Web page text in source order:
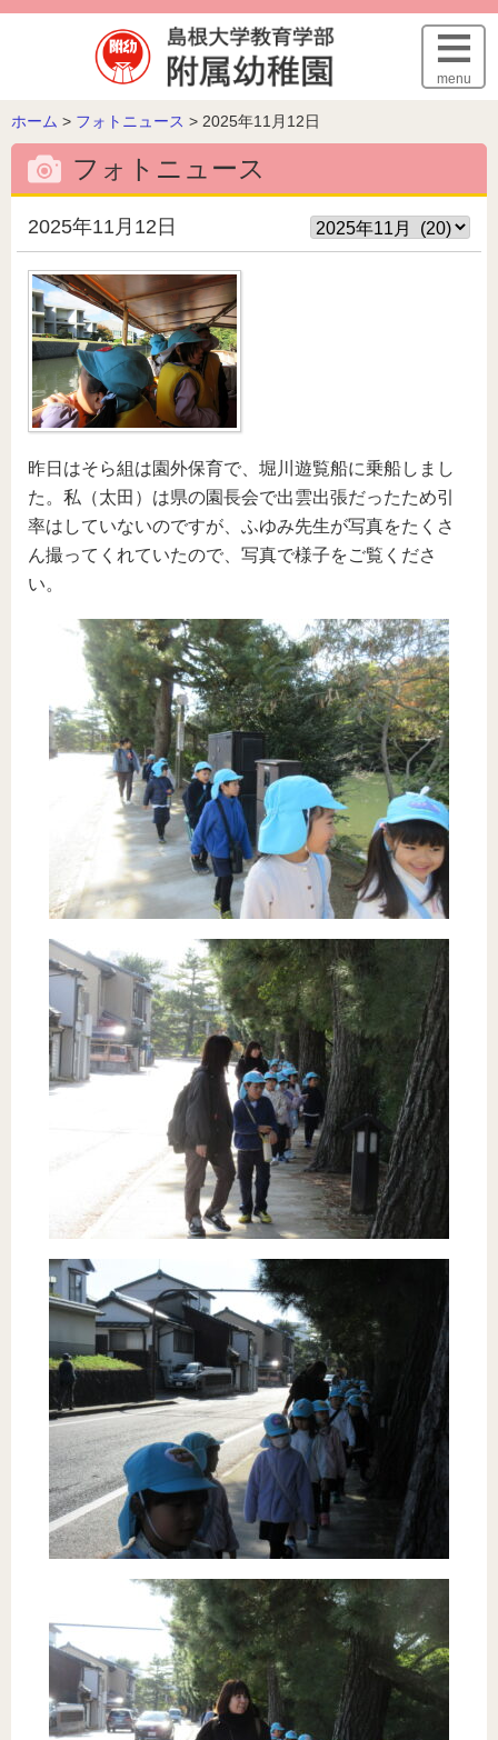
このページの本文へ
menu
こ
の
ー
ホーム > フォトニュース > 2025年11月12日
フォトニュース
2025年11月12日
昨日はそら組は園外保育で、堀川遊覧船に乗船しまし
た。私（太田）は県の園長会で出雲出張だったため引
率はしていないのですが、ふゆみ先生が写真をたくさ
ん撮ってくれていたので、写真で様子をご覧くださ
い。